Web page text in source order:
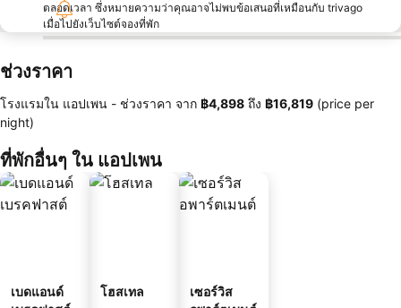
ตลอดเวลา ซึ่งหมายความว่าคุณอาจไม่พบข้อเสนอที่เหมือนกับ trivago
เมื่อไปยังเว็บไซต์จองที่พัก
ช่วงราคา
โรงแรมใน แอปเพน - ช่วงราคา จาก ‎฿4,898 ถึง ‎฿16,819 (price per
night)
ที่พักอื่นๆ ใน แอปเพน
เบดแอนด์
โฮสเทล
เซอร์วิส